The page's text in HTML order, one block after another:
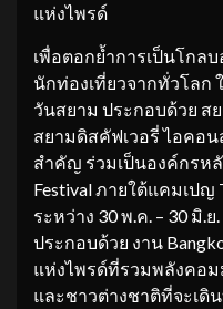
แห่งไพรด์
เพื่อตอกย้ำการเป็นโกล
นักท่องเที่ยวจากทั่วโลก
วันสยาม ประกอบด้วย ส
สยามดิสคัฟเวอรี่ ไอคอน
สำคัญ ร่วมเป็นองค์กรห
Festival ภายใต้แคมเปญ
ระหว่าง 30 พ.ค. – 30 มิ.
ประกอบด้วย งาน
แห่งไพรด์ที่รวมพลังคอม
และชาวต่างชาติที่จะเดิ